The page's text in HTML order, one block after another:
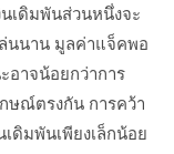
เดิมพันส่วนหนึ่งจะ
ล่นนาน มูลค่าแจ็คพอ
อาจน้อยกว่าการ
ณ์ตรงกัน การคว้า
เดิมพันเพียงเล็กน้อย